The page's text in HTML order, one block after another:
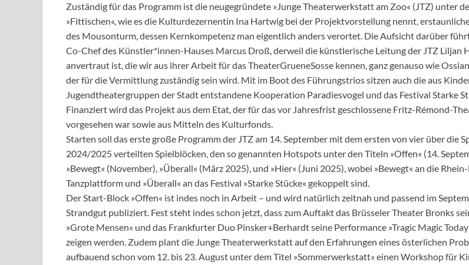
Zuständig für das Programm ist die neugegründete »Junge Theaterwerkstatt am Zoo« (JTZ) unter
»Fittischen«, wie es die Kulturdezernentin Ina Hartwig bei der Projektvorstellung nennt,
des Mousonturm, dessen Kernkompetenz man eigentlich anders verortet. Die Aufsicht darüber
Co-Chef des Künstler*innen-Hauses Marcus Droß, derweil die künstlerische Leitung der JTZ Liljan
anvertraut ist, die wir aus ihrer Arbeit für das TheaterGrueneSosse kennen, ganz genauso wie
der für die Vermittlung zuständig sein wird. Mit im Boot des Führungstrios sitzen auch die aus
Jugendtheatergruppen der Stadt entstandene Kooperation Paradiesvogel und das Festival Starke
Finanziert wird das Projekt aus dem Etat, der für das vor Jahresfrist geschlossene Fritz-Rémond-
vorgesehen war sowie aus Mitteln des Kulturfonds.
Starten soll das erste große Programm der JTZ am 14. September mit dem ersten von vier über die
2024/2025 verteilten Spielblöcken, den so genannten Hotspots unter den Titeln »Offen« (14.
»Bewegt« (November), »Überall« (März 2025), und »Hier« (Juni 2025), wobei »Bewegt« an die
Tanzplattform und »Überall« an das Festival »Starke Stücke« gekoppelt sind.
Der Start-Block »Offen« ist indes noch in Arbeit – und wird natürlich zeitnah und passend im
Strandgut publiziert. Fest steht indes schon jetzt, dass zum Auftakt das Brüsseler Theater Bronks
»Grote Mensen« und das Frankfurter Duo Pinsker+Berhardt seine Performance »Tragic Magic
zeigen werden. Zudem plant die Junge Theaterwerkstatt auf den Erfahrungen eines österlichen
aufbauend schon vom 12. bis 23. August unter dem Titel »Sommerwerkstatt« einen Workshop für